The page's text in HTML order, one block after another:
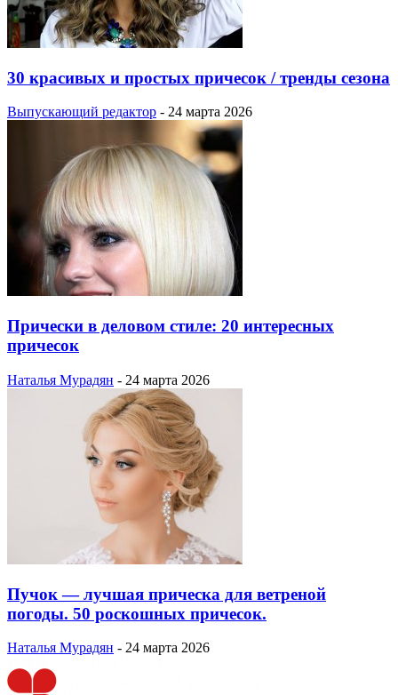
30 красивых и простых причесок / тренды сезона
Выпускающий редактор - 24 марта 2026
Прически в деловом стиле: 20 интересных
причесок
Наталья Мурадян - 24 марта 2026
Пучок — лучшая прическа для ветреной
погоды. 50 роскошных причесок.
Наталья Мурадян - 24 марта 2026